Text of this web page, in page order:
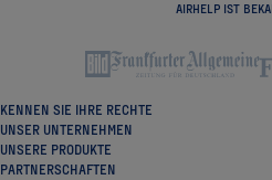
AIRHELP IST
KENNEN SIE IHRE RECHTE
UNSER UNTERNEHMEN
UNSERE PRODUKTE
PARTNERSCHAFTEN